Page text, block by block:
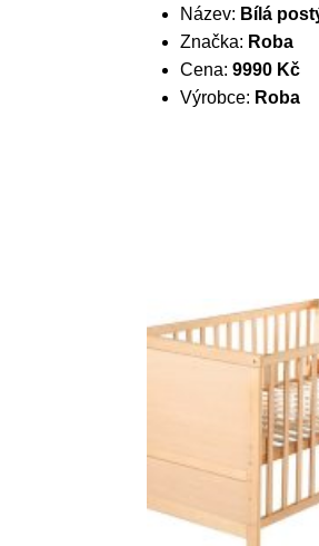
Název: Bílá
Značka: Roba
Cena: 9990 Kč
Výrobce: Roba